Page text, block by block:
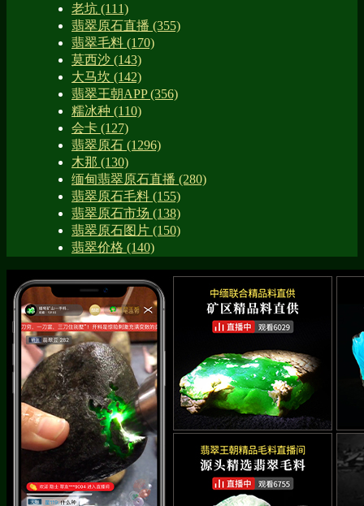
老坑 (111)
翡翠原石直播 (355)
翡翠毛料 (170)
莫西沙 (143)
大马坎 (142)
翡翠王朝APP(356)
糯冰种 (110)
会卡 (127)
翡翠原石 (1296)
木那 (130)
缅甸翡翠原石直播 (280)
翡翠原石毛料 (155)
翡翠原石市场 (138)
翡翠原石图片 (150)
翡翠价格 (140)